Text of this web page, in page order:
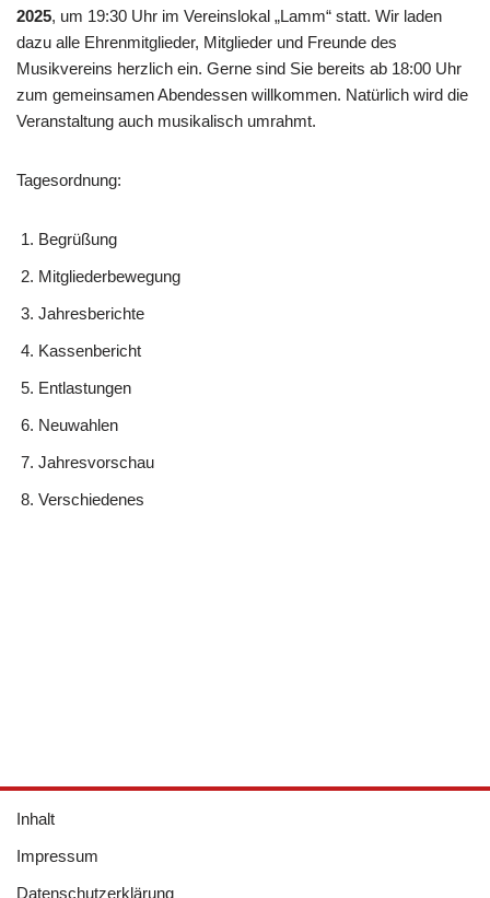
2025, um 19:30 Uhr im Vereinslokal „Lamm“ statt. Wir laden
dazu alle Ehrenmitglieder, Mitglieder und Freunde des
Musikvereins herzlich ein. Gerne sind Sie bereits ab 18:00 Uhr
zum gemeinsamen Abendessen willkommen. Natürlich wird die
Veranstaltung auch musikalisch umrahmt.
Tagesordnung:
Begrüßung
Mitgliederbewegung
Jahresberichte
Kassenbericht
Entlastungen
Neuwahlen
Jahresvorschau
Verschiedenes
Inhalt
Impressum
Datenschutzerklärung